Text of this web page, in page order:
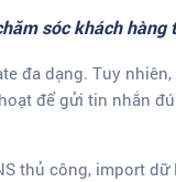
sóc khách hàng
đa dạng. Tuy
để gửi tin nhắn
thủ công, import